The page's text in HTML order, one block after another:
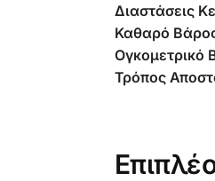
Διαστάσεις
Καθαρό
Ογκομετρικό
Τρόπος